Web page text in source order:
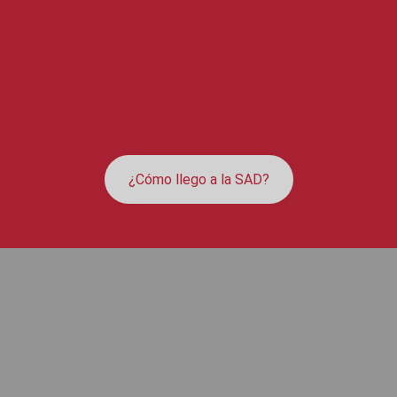
¿Cómo llego a la SAD?